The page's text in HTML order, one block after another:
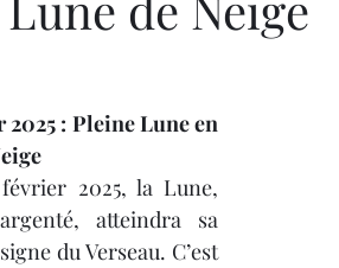
: Pleine Lune en
2025, la Lune,
atteindra sa
du Verseau. C’est